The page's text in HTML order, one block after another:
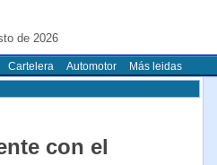
de 2026
Cartelera Automotor Más leidas
con el